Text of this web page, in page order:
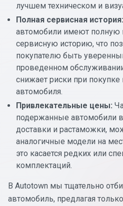
лучшем техническом и
Полная сервисная история:
автомобили имеют полную
сервисную историю, что
покупателю быть
проведенном
снижает риски при
автомобиля.
Привлекательные цены:
подержанные автомобили
доставки и растаможки,
аналогичные модели на
это касается редких или
комплектаций.
В Autotown мы тщательно
автомобиль, предлагая